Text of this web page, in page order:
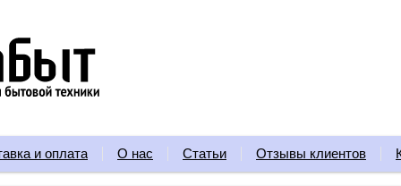
и оплата О нас Статьи Отзывы клиентов